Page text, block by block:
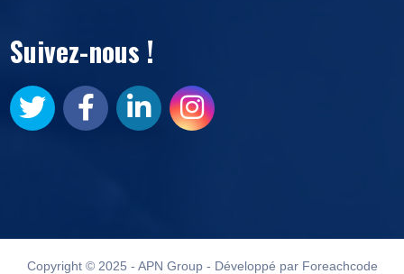
Suivez-nous !
Copyright © 2025 - APN Group - Développé par Foreachcode